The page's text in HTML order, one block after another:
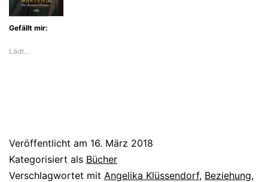
Gefällt mir:
Lädt…
Veröffentlicht am 16. März 2018
Kategorisiert als Bücher
Verschlagwortet mit Angelika Klüssendorf, Beziehung,